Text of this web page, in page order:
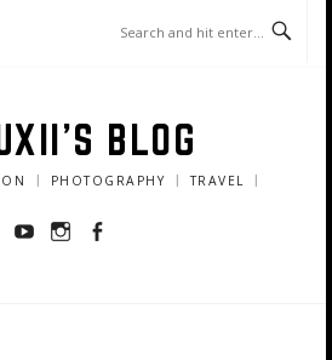
BLOG
｜ PHOTOGRAPHY ｜ TRAVEL ｜
YoutubeInstagram